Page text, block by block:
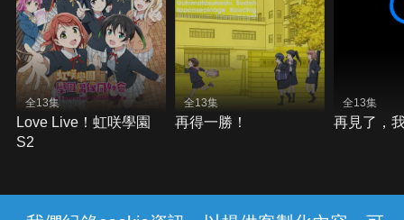
全13集
Love Live！虹咲學園
S2
全13集
再得一勝！
全13集
再見了，